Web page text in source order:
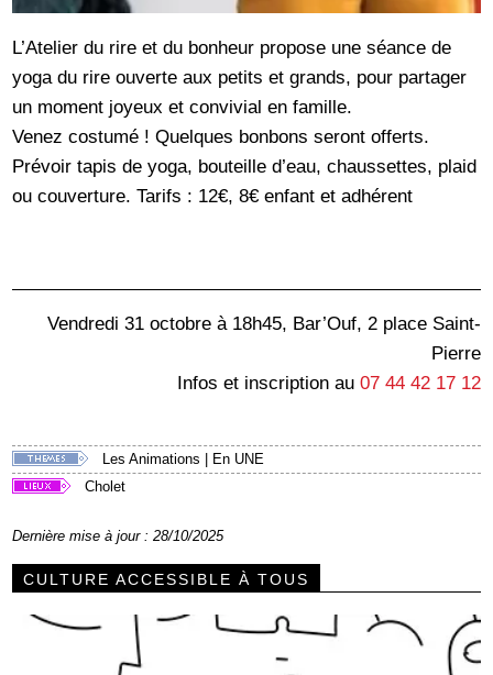
L’Atelier du rire et du bonheur propose une séance de
yoga du rire ouverte aux petits et grands, pour partager
un moment joyeux et convivial en famille.
Venez costumé ! Quelques bonbons seront offerts.
Prévoir tapis de yoga, bouteille d’eau, chaussettes, plaid
ou couverture. Tarifs : 12€, 8€ enfant et adhérent
Vendredi 31 octobre à 18h45, Bar’Ouf, 2 place Saint-
Pierre
Infos et inscription au 07 44 42 17 12
Les Animations
En UNE
Cholet
Dernière mise à jour : 28/10/2025
CULTURE ACCESSIBLE À TOUS